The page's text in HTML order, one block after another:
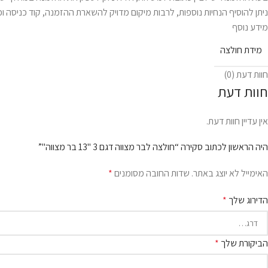
ניתן להוסיף הנחיות נוספות, לרבות מיקום מדויק להשארת ההזמנה, קוד כניסה
מידע נוסף
מידת חולצה
חוות דעת (0)
חוות דעת
אין עדיין חוות דעת.
היה הראשון לכתוב סקירה “חולצה לבר מצווה דגם 3 "13 בר מצווה"”
האימייל לא יוצג באתר. שדות החובה מסומנים*
הדירוג שלך *
הביקורת שלך *